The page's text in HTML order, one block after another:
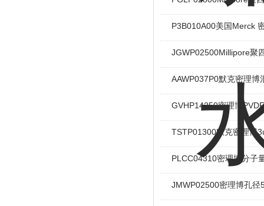
P3B010A00美国Merck
JGWP02500Millipore聚
AAWP037P0默克密理博
GVHP14250密理博
TSTP01300默克密理博
PLCC04310密理博分子
JMWP02500密理博孔径